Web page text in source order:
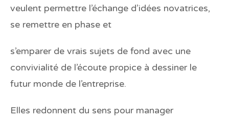
veulent permettre l’échange d’idées novatrices,
se remettre en phase et
s’emparer de vrais sujets de fond avec une
convivialité de l’écoute propice à dessiner le
futur monde de l’entreprise.
Elles redonnent du sens pour manager